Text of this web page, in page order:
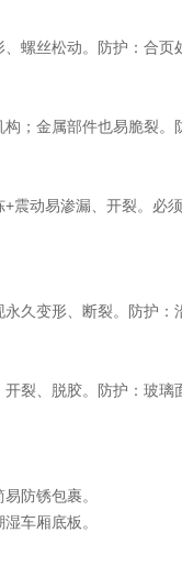
螺丝松动。防护：合页
；金属部件也易脆裂。
震动易渗漏、开裂。必
久变形、断裂。防护：
裂、脱胶。防护：玻璃
防锈包裹。
车厢底板。